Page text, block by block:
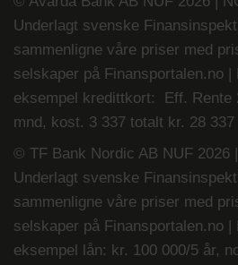
Underlagt svenske
sammenligne våre priser med
selskaper på Finansportalen.no |
eksempel kredittkort: Eff. Rente
mnd, kost. 3 337 totalt kr. 28 337
© TF Bank Nordic AB NUF 2026
Underlagt svenske
sammenligne våre priser med
selskaper på Finansportalen.no |
eksempel lån: kr. 100 000/5 år,